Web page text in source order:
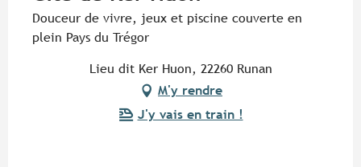
Douceur de vivre, jeux et piscine couverte en
plein Pays du Trégor
Lieu dit Ker Huon, 22260 Runan
M'y rendre
J'y vais en train !